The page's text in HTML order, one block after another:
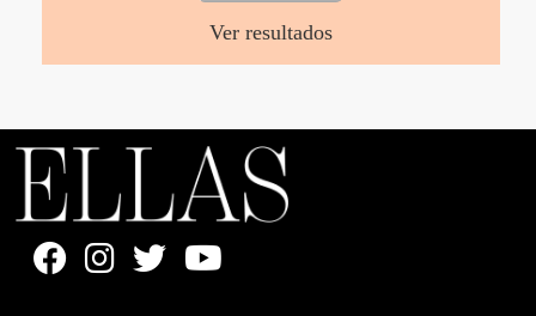
Ver resultados